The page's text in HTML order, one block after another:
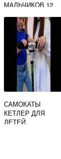
МАЛЬЧИКОВ 12
САМОКАТЫ
КЕТЛЕР ДЛЯ
ДЕТЕЙ